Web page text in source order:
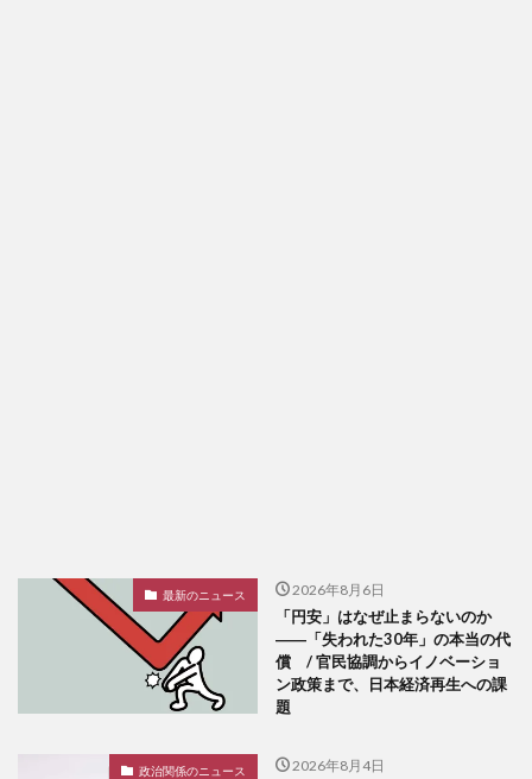
最新のニュース 2026年8月6日
「円安」はなぜ止まらないのか
――「失われた30年」の本当の代
償 / 官民協調からイノベーショ
ン政策まで、日本経済再生への課
題
政治関係のニュース 2026年8月4日